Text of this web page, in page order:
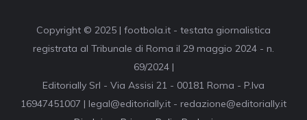
Copyright © 2025 | footbola.it - testata giornalistica
registrata al Tribunale di Roma il 29 maggio 2024 - n.
69/2024 |
Editorially Srl - Via Assisi 21 - 00181 Roma - P.Iva
16947451007 | legal@editorially.it - redazione@editorially.it